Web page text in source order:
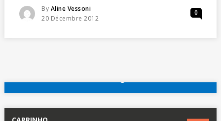
SOBRE
O
Posted
By Aline Vessoni
Posted
20 Décembre 2012
0
Outros hotéis em Paris